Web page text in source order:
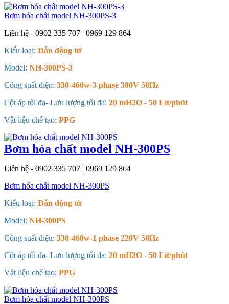
Bơm hóa chất model NH-300PS-3
Liên hệ - 0902 335 707 | 0969 129 864
Kiểu loại: Dẫn động từ
Model: NH-300PS-3
Công suất điện: 330-460w-3 phase 380V 50Hz
Cột áp tối đa- Lưu lượng tối đa: 20 mH2O - 50 Lít/phút
Vật liệu chế tạo: PPG
Bơm hóa chất model NH-300PS
Liên hệ - 0902 335 707 | 0969 129 864
Bơm hóa chất model NH-300PS
Kiểu loại: Dẫn động từ
Model: NH-300PS
Công suất điện: 330-460w-1 phase 220V 50Hz
Cột áp tối đa- Lưu lượng tối đa: 20 mH2O - 50 Lít/phút
Vật liệu chế tạo: PPG
Bơm hóa chất model NH-300PS